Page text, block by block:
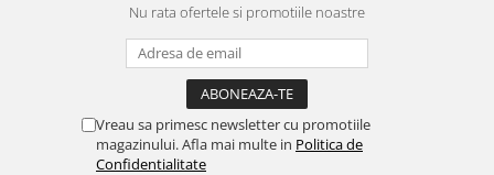
Nu rata ofertele si promotiile noastre
Vreau sa primesc newsletter cu promotiile
magazinului. Afla mai multe in Politica de
Confidentialitate